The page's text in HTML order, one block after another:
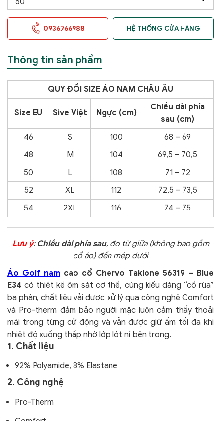
0936766988 HỆ THỐNG CỬA HÀNG
Thông tin sản phẩm
QUY ĐỔI SIZE ÁO NAM CHÂU ÂU
Size EU Sive Việt Ngực (cm)
Chiều dài phía
sau (cm)
46
S 100
68 – 69
48
M 104
69,5 – 70,5
50
L 108
71 – 72
52
XL 112
72,5 – 73,5
54
2XL 116 74 – 75
Lưu ý: Chiều dài phía sau, đo từ giữa (không bao gồm
cổ áo) đến mép dưới
Áo Golf nam cao cổ Chervo Takione 56319 – Blue
E34 có thiết kế ôm sát cơ thể, cùng kiểu dáng “cổ rùa”
ba phân, chất liệu vải được xử lý qua công nghệ Comfort
và Pro-therm đảm bảo người mặc luôn cảm thấy thoải
mái trong từng cử động và vẫn được giữ ấm tối đa khi
nhiệt độ xuống thấp nhờ lớp lót nỉ bên trong.
1. Chất liệu
92% Polyamide, 8% Elastane
2. Công nghệ
Pro-Therm